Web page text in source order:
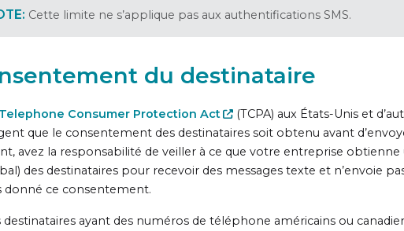
Cette limite ne s’applique pas aux authentifications SMS.
du destinataire
Telephone Consumer Protection Act
(TCPA) aux États-Unis et
que le consentement des destinataires soit obtenu avant
avez la responsabilité de veiller à ce que votre entreprise
des destinataires pour recevoir des messages texte et n’envoie
donné ce consentement.
destinataires ayant des numéros de téléphone américains ou